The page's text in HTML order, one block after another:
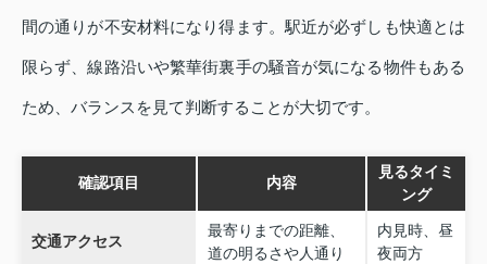
間の通りが不安材料になり得ます。駅近が必ずしも快適とは
限らず、線路沿いや繁華街裏手の騒音が気になる物件もある
ため、バランスを見て判断することが大切です。
確認項目 内容
見るタイミ
ング
交通アクセス
最寄りまでの距離、
道の明るさや人通り
内見時、昼
夜両方